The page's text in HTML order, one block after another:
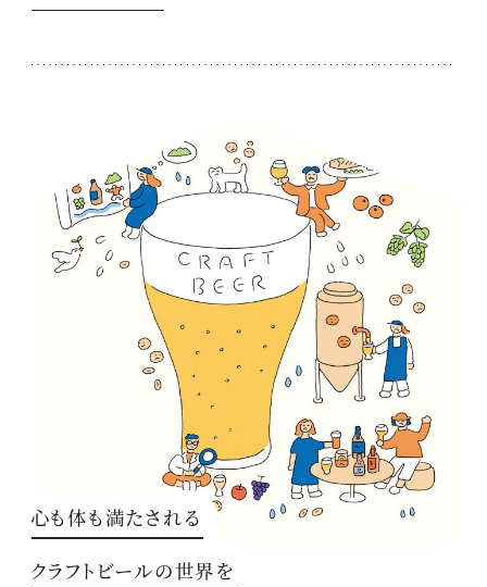
心も体も満たされる
クラフトビールの世界を